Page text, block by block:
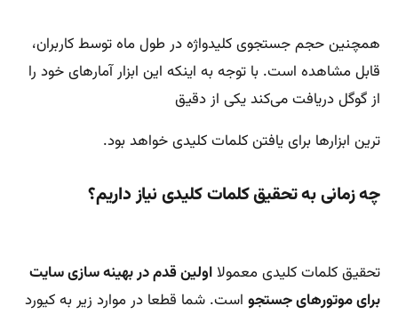
همچنین حجم جستجوی کلیدواژه در طول ماه توسط کاربران،
قابل مشاهده است. با توجه به اینکه این ابزار آمارهای خود را
از گوگل دریافت می‌‌کند یکی از دقیق
ترین ابزارها برای یافتن کلمات کلیدی خواهد بود.
چه زمانی به تحقیق کلمات کلیدی نیاز داریم؟
تحقیق کلمات کلیدی معمولااولین قدم در بهینه سازی سایت
برای موتورهای جستجو است. شما قطعا در موارد زیر به کیورد